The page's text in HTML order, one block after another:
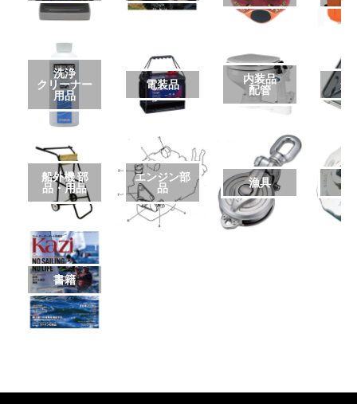
洗浄
クリーナー
用品
電装品
内装品
配管
艤
船外機 部
品・用品
エンジン部
品
漁具
書籍